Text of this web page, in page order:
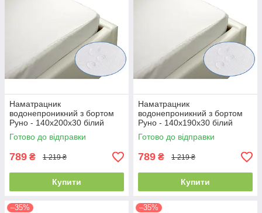
Наматрацник
водонепроникний з бортом
Руно - 140x200x30 білий
(21382)
Готово до відправки
789 ₴ 1 219 ₴
Купити
Наматрацник
водонепроникний з бортом
Руно - 140x190x30 білий
(21387)
Готово до відправки
789 ₴ 1 219 ₴
Купити
–35% –35%